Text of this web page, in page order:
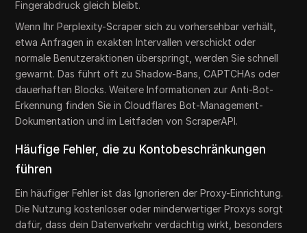
Fingerabdruck gleich bleibt.
Wenn Ihr Perplexity-Scraper sich zu vorhersehbar verhält,
etwa Anfragen in exakten Intervallen verschickt oder
normale Benutzeraktionen überspringt, werden Sie schnell
gewarnt. Das führt oft zu Shadow-Bans, CAPTCHAs oder
dauerhaften Blocks. Weitere Informationen zur Anti-Bot-
Erkennung finden Sie in Cloudflares Bot-Management-
Dokumentation und im Leitfaden von ScraperAPI.
Häufige Fehler, die zu Kontobeschränkungen
führen
Ein häufiger Fehler ist das Ignorieren der Proxy-Einrichtung.
Die Nutzung kostenloser oder minderwertiger Proxys sorgt
dafür, dass dein Datenverkehr verdächtig wirkt, besonders